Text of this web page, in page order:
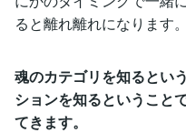
ると離れ離れになります。
魂のカテゴリを知るとい
ションを知るということ
てきます。